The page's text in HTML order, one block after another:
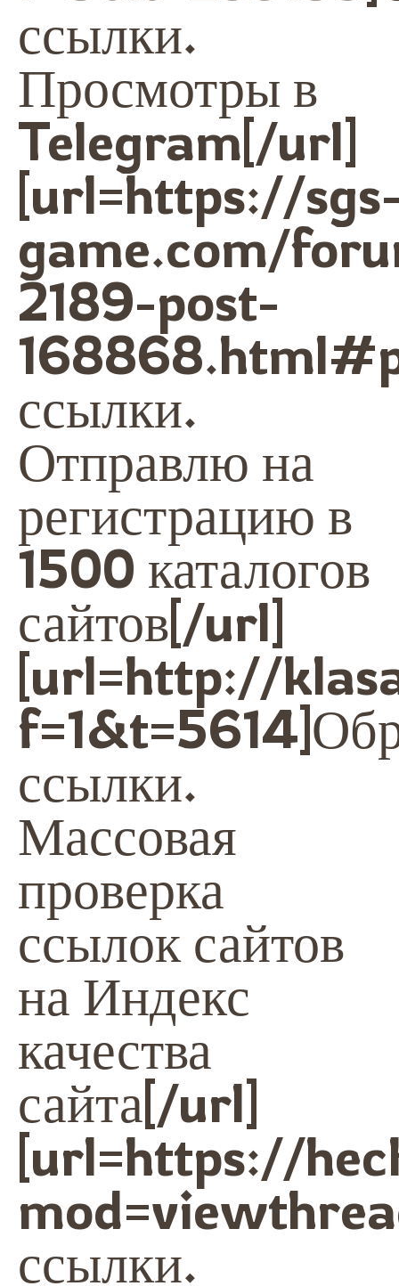
ссылки.
Просмотры в
Telegram[/url]
[url=https://
game.com/
2189-post-
ссылки.
Отправлю на
регистрацию в
1500 каталогов
сайтов[/url]
[url=http://
ссылки.
Массовая
проверка
ссылок сайтов
на Индекс
качества
сайта[/url]
[url=https://
ссылки.